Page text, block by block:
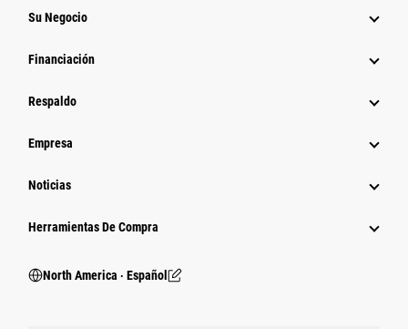
Su Negocio
Financiación
Respaldo
Empresa
Noticias
Herramientas De Compra
North America ‧ Español